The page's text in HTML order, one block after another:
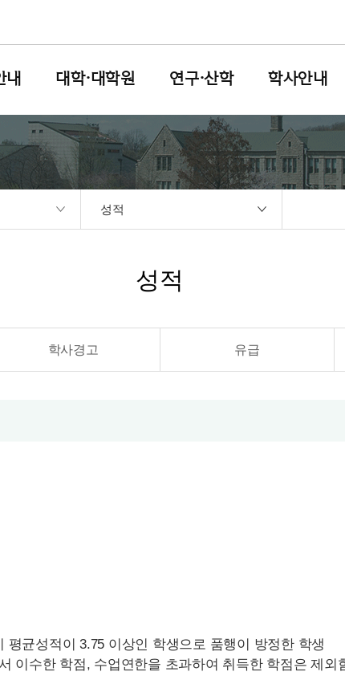
내 대학·대학원 연구·산학 학사안내
성적
성적
학사경고 유급
균성적이 3.75 이상인 학생으로 품행이 방정한 학생
이수한 학점, 수업연한을 초과하여 취득한 학점은 제외